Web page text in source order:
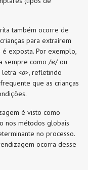
também ocorre de
para extraírem
exposta. Por exemplo,
sempre como /ɐ/ ou
letra <o>, refletindo
que as crianças
é visto como
nos métodos globais
no processo.
ocorra desse